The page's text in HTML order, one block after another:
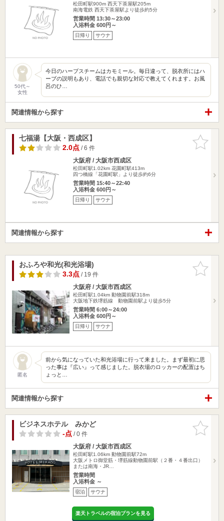
松田町駅900m 西天下茶屋駅205m
南海電鉄 西天下茶屋駅より徒歩約5分
営業時間 13:30～23:00
入浴料金 600円～
日帰り サウナ
50代～
女性
今日のハーブスチームはカモミール。毎日違って、脱衣所にはハ
ーブの説明もあり、電話でも親切な対応で教えてくれます。お風
呂のひ…
関連情報から探す
お気に入
りに追加
七福湯【大阪・西成区】
2.0点/ 6 件
大阪府 / 大阪市西成区
松田町駅1.02km 花園町駅413m
四つ橋線「花園町駅」より徒歩約6分
営業時間 15:40～22:40
入浴料金 600円～
日帰り サウナ
関連情報から探す
お気に入
りに追加
おふろや和光(和光浴場)
3.3点/ 19 件
大阪府 / 大阪市西成区
松田町駅1.04km 動物園前駅318m
大阪地下鉄堺筋線 動物園前駅より徒歩5分
営業時間 6:00～24:00
入浴料金 600円～
日帰り サウナ
匿名
前から気になっていた和光浴場に行って来ました。まず最初に思
った事は『広い』って感じました。脱衣場のロッカーの配置はち
ょっと…
関連情報から探す
お気に入
りに追加
ビジネスホテル みかど
-点/ 0 件
大阪府 / 大阪市西成区
松田町駅1.06km 動物園前駅72m
大阪メトロ御堂筋・堺筋線動物園前駅（２番・４番出口）
または南海・JR…
営業時間
入浴料金 ～
宿泊 サウナ
楽天トラベルの宿泊プランを見る